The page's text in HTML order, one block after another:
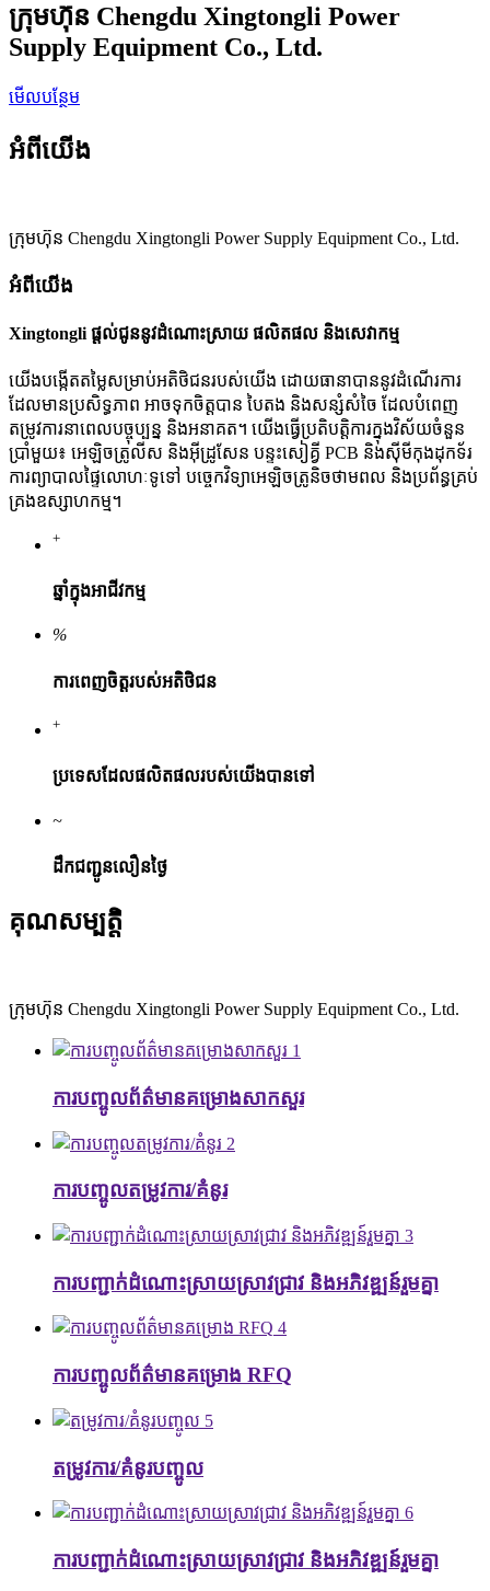
ក្រុមហ៊ុន Chengdu Xingtongli Power
Supply Equipment Co., Ltd.
មើលបន្ថែម
អំពីយើង
ក្រុមហ៊ុន Chengdu Xingtongli Power Supply Equipment Co., Ltd.
អំពីយើង
Xingtongli ផ្តល់ជូននូវដំណោះស្រាយ ផលិតផល និងសេវាកម្ម
យើងបង្កើតតម្លៃសម្រាប់អតិថិជនរបស់យើង ដោយធានាបាននូវដំណើរការ
ដែលមានប្រសិទ្ធភាព អាចទុកចិត្តបាន បៃតង និងសន្សំសំចៃ ដែលបំពេញ
តម្រូវការនាពេលបច្ចុប្បន្ន និងអនាគត។ យើងធ្វើប្រតិបត្តិការក្នុងវិស័យចំនួន
ប្រាំមួយ៖ អេឡិចត្រូលីស និងអ៊ីដ្រូសែន បន្ទះសៀគ្វី PCB និងស៊ីមីកុងដុកទ័រ
ការព្យាបាលផ្ទៃលោហៈទូទៅ បច្ចេកវិទ្យាអេឡិចត្រូនិចថាមពល និងប្រព័ន្ធគ្រប់
គ្រងឧស្សាហកម្ម។
+
ឆ្នាំក្នុងអាជីវកម្ម
%
ការពេញចិត្តរបស់អតិថិជន
+
ប្រទេសដែលផលិតផលរបស់យើងបានទៅ
~
ដឹកជញ្ជូនលឿនថ្ងៃ
គុណសម្បត្តិ
ក្រុមហ៊ុន Chengdu Xingtongli Power Supply Equipment Co., Ltd.
1
ការបញ្ចូលព័ត៌មានគម្រោងសាកសួរ
2
ការបញ្ចូលតម្រូវការ/គំនូរ
3
ការបញ្ជាក់ដំណោះស្រាយស្រាវជ្រាវ និងអភិវឌ្ឍន៍រួមគ្នា
4
ការបញ្ចូលព័ត៌មានគម្រោង RFQ
5
តម្រូវការ/គំនូរបញ្ចូល
6
ការបញ្ជាក់ដំណោះស្រាយស្រាវជ្រាវ និងអភិវឌ្ឍន៍រួមគ្នា